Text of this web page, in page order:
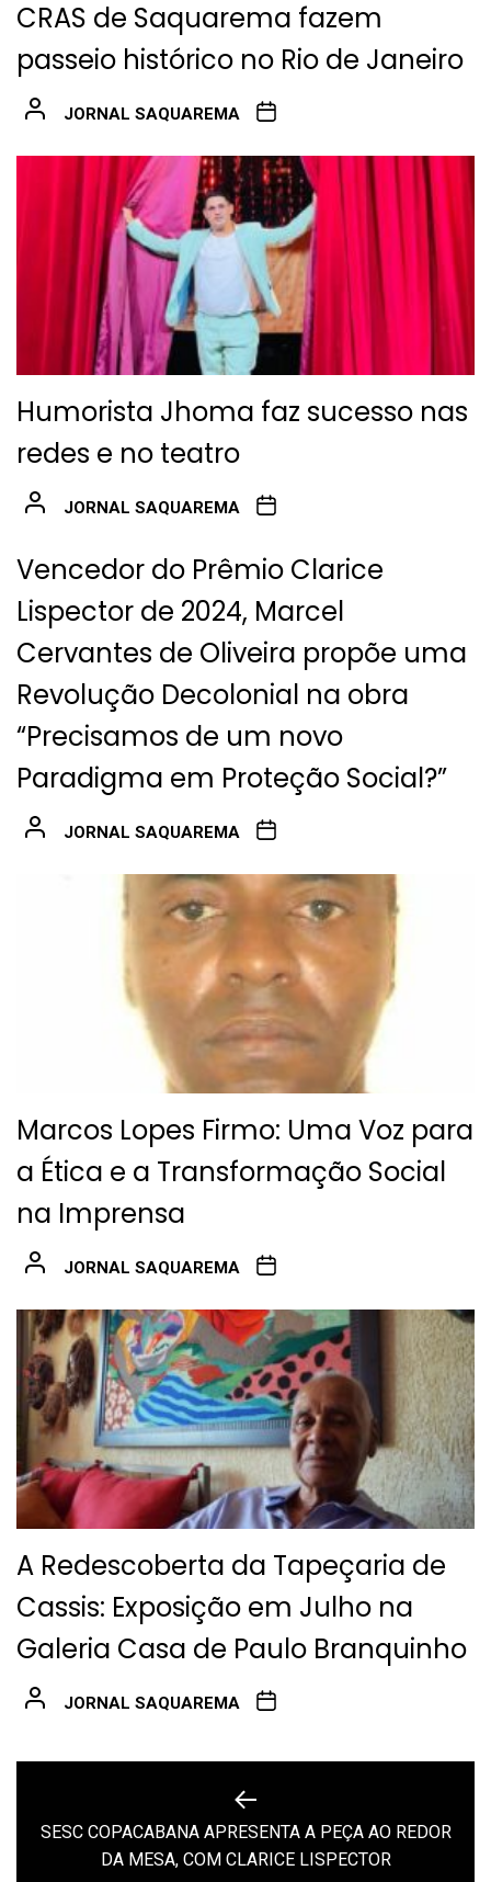
CRAS de Saquarema fazem
passeio histórico no Rio de Janeiro
JORNAL SAQUAREMA
Humorista Jhoma faz sucesso nas
redes e no teatro
JORNAL SAQUAREMA
Vencedor do Prêmio Clarice
Lispector de 2024, Marcel
Cervantes de Oliveira propõe uma
Revolução Decolonial na obra
“Precisamos de um novo
Paradigma em Proteção Social?”
JORNAL SAQUAREMA
Marcos Lopes Firmo: Uma Voz para
a Ética e a Transformação Social
na Imprensa
JORNAL SAQUAREMA
A Redescoberta da Tapeçaria de
Cassis: Exposição em Julho na
Galeria Casa de Paulo Branquinho
JORNAL SAQUAREMA
de
Previous
post:
SESC COPACABANA APRESENTA A PEÇA AO REDOR
DA MESA, COM CLARICE LISPECTOR